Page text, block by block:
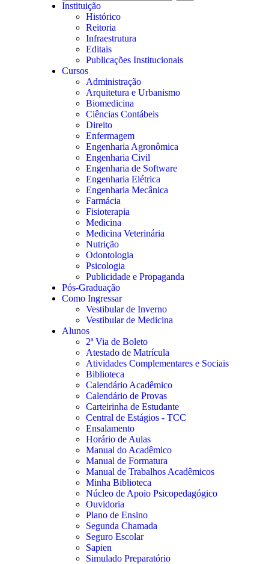
Instituição
Histórico
Reitoria
Infraestrutura
Editais
Publicações Institucionais
Cursos
Administração
Arquitetura e Urbanismo
Biomedicina
Ciências Contábeis
Direito
Enfermagem
Engenharia Agronômica
Engenharia Civil
Engenharia de Software
Engenharia Elétrica
Engenharia Mecânica
Farmácia
Fisioterapia
Medicina
Medicina Veterinária
Nutrição
Odontologia
Psicologia
Publicidade e Propaganda
Pós-Graduação
Como Ingressar
Vestibular de Inverno
Vestibular de Medicina
Alunos
2ª Via de Boleto
Atestado de Matrícula
Atividades Complementares e Sociais
Biblioteca
Calendário Acadêmico
Calendário de Provas
Carteirinha de Estudante
Central de Estágios - TCC
Ensalamento
Horário de Aulas
Manual do Acadêmico
Manual de Formatura
Manual de Trabalhos Acadêmicos
Minha Biblioteca
Núcleo de Apoio Psicopedagógico
Ouvidoria
Plano de Ensino
Segunda Chamada
Seguro Escolar
Sapien
Simulado Preparatório